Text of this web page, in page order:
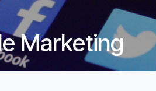
Marketing